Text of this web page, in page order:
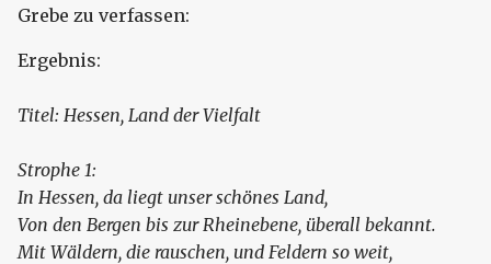
Grebe zu verfassen:
Ergebnis:
Titel: Hessen, Land der Vielfalt
Strophe 1:
In Hessen, da liegt unser schönes Land,
Von den Bergen bis zur Rheinebene, überall bekannt.
Mit Wäldern, die rauschen, und Feldern so weit,